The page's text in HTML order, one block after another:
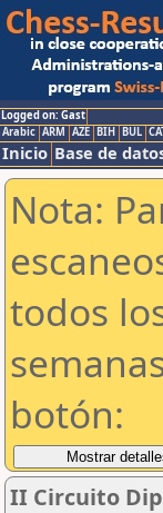
Logged on: Gast
Arabic ARM AZE BIH BUL
Inicio Base de
Nota:
todos
botón:
II Circuito